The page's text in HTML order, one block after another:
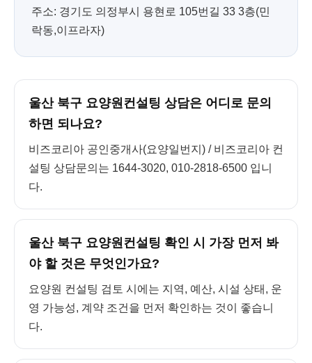
주소: 경기도 의정부시 용현로 105번길 33 3층(민
락동,이프라자)
울산 북구 요양원컨설팅 상담은 어디로 문의
하면 되나요?
비즈코리아 공인중개사(요양일번지) / 비즈코리아 컨
설팅 상담문의는 1644-3020, 010-2818-6500 입니
다.
울산 북구 요양원컨설팅 확인 시 가장 먼저 봐
야 할 것은 무엇인가요?
요양원 컨설팅 검토 시에는 지역, 예산, 시설 상태, 운
영 가능성, 계약 조건을 먼저 확인하는 것이 좋습니
다.